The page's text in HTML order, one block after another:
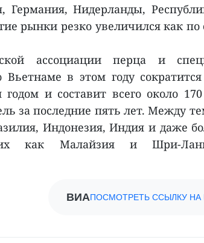
Нидерланды,
рынки резко увеличился как по
ассоциации перца и
Вьетнаме в этом году
и составит всего около
за последние пять лет. Между
Индонезия, Индия и даже
как Малайзия и Шри-
ВИАПОСМОТРЕТЬ ССЫЛКУ НА